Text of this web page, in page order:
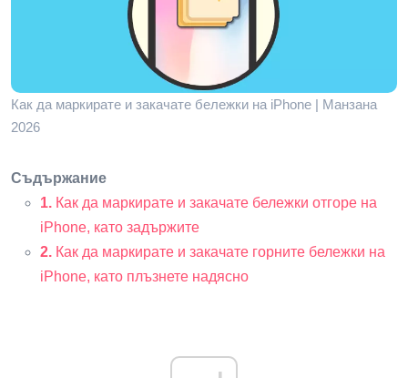
Как да маркирате и закачате бележки на iPhone | Манзана
2026
Съдържание
1. Как да маркирате и закачате бележки отгоре на
iPhone, като задържите
2. Как да маркирате и закачате горните бележки на
iPhone, като плъзнете надясно